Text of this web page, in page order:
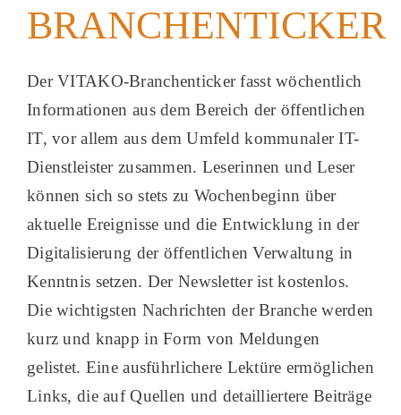
Aktuelles
Podcast
BRANCHENTICKER
Der VITAKO-Branchenticker fasst wöchentlich
Informationen aus dem Bereich der öffentlichen
IT, vor allem aus dem Umfeld kommunaler IT-
Dienstleister zusammen. Leserinnen und Leser
können sich so stets zu Wochenbeginn über
aktuelle Ereignisse und die Entwicklung in der
Digitalisierung der öffentlichen Verwaltung in
Kenntnis setzen. Der Newsletter ist kostenlos.
Die wichtigsten Nachrichten der Branche werden
kurz und knapp in Form von Meldungen
gelistet. Eine ausführlichere Lektüre ermöglichen
Links, die auf Quellen und detailliertere Beiträge